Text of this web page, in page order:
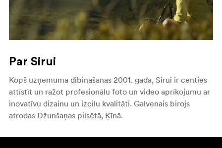
Par Sirui
Kopš uzņēmuma dibināšanas 2001. gadā, Sirui ir centies
attīstīt un ražot profesionālu foto un video aprīkojumu ar
inovatīvu dizainu un izcilu kvalitāti. Galvenais birojs
atrodas Džunšaņas pilsētā, Ķīnā.